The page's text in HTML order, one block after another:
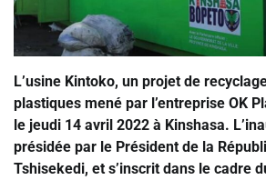
‎‎L’usine Kintoko, un projet de
plastiques mené par l’entreprise OK
le jeudi 14 avril 2022 à Kinshasa.
présidée par le Président de la
Tshisekedi, et s’inscrit dans le cadre